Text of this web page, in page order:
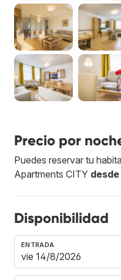
Precio por
Puedes reservar tu
Apartments CITY desde
Disponibilidad
ENTRADA